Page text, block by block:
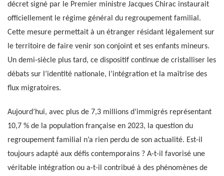
décret signé par le Premier ministre Jacques Chirac instaurait
officiellement le régime général du regroupement familial.
Cette mesure permettait à un étranger résidant légalement sur
le territoire de faire venir son conjoint et ses enfants mineurs.
Un demi-siècle plus tard, ce dispositif continue de cristalliser les
débats sur l’identité nationale, l’intégration et la maîtrise des
flux migratoires.
Aujourd’hui, avec plus de 7,3 millions d’immigrés représentant
10,7 % de la population française en 2023, la question du
regroupement familial n’a rien perdu de son actualité. Est-il
toujours adapté aux défis contemporains ? A-t-il favorisé une
véritable intégration ou a-t-il contribué à des phénomènes de